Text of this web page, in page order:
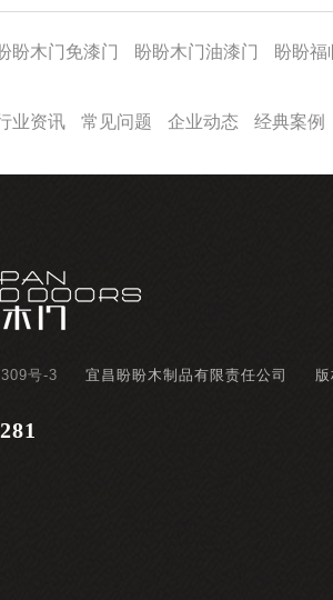
盼木门免漆门 盼盼木门油漆门 盼盼福
业资讯 常见问题 企业动态 经典案例
号-3 宜昌盼盼木制品有限责任公司